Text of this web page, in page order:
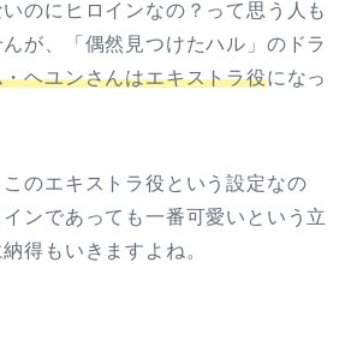
のにヒロインなの？って思う人も
が、「偶然見つけたハル」のドラ
・ヘユンさんはエキストラ役になっ
のエキストラ役という設定なの
ンであっても一番可愛いという立
得もいきますよね。